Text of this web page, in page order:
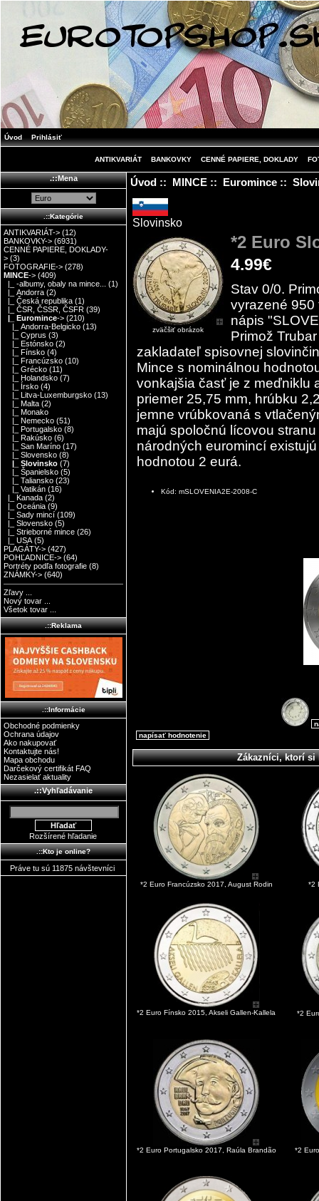
Úvod Prihlásiť
ANTIKVARIÁT BANKOVKY CENNÉ PAPIERE, DOKLADY
.::Mena
.::Kategórie
ANTIKVARIÁT-> (12)
BANKOVKY-> (6931)
CENNÉ PAPIERE, DOKLADY-
> (3)
FOTOGRAFIE-> (278)
MINCE-> (409)
|_ -albumy, obaly na mince...
(1)
|_ Andorra (2)
|_ Česká republika (1)
|_ ČSR, ČSSR, ČSFR (39)
|_ Euromince-> (210)
|_ Andorra-Belgicko (13)
|_ Cyprus (3)
|_ Estónsko (2)
|_ Fínsko (4)
|_ Francúzsko (10)
|_ Grécko (11)
|_ Holandsko (7)
|_ Írsko (4)
|_ Litva-Luxemburgsko (13)
|_ Malta (2)
|_ Monako
|_ Nemecko (51)
|_ Portugalsko (8)
|_ Rakúsko (6)
|_ San Maríno (17)
|_ Slovensko (8)
|_ Slovinsko (7)
|_ Španielsko (5)
|_ Taliansko (23)
|_ Vatikán (16)
|_ Kanada (2)
|_ Oceánia (9)
|_ Sady mincí (109)
|_ Slovensko (5)
|_ Strieborné mince (26)
|_ USA (5)
PLAGÁTY-> (427)
POHĽADNICE-> (64)
Portréty podľa fotografie (8)
ZNÁMKY-> (640)
Zľavy ...
Nový tovar ...
Všetok tovar ...
.::Reklama
.::Informácie
Obchodné podmienky
Ochrana údajov
Ako nakupovať
Kontaktujte nás!
Mapa obchodu
Darčekový certifikát FAQ
Nezasielať aktuality
.::Vyhľadávanie
Rozšírené hľadanie
.::Kto je online?
Práve tu sú 11875 návštevníci
Úvod:: MINCE:: Euromince::
Slovinsko
zväčšiť obrázok
*2 Euro
4.99€
Stav 0/0.
vyrazené 950
nápis
Primož
zakladateľ spisovnej
Mince s nominálnou
vonkajšia časť je z meďniklu
priemer 25,75 mm, hrúbku
jemne vrúbkovaná s
majú spoločnú lícovou
národných euromincí
hodnotou 2 eurá.
Kód: mSLOVENIA2E-2008-C
napísať hodnotenie
Zákazníci, ktorí si
*2 Euro Francúzsko 2017, August Rodin *2
*2 Euro Fínsko 2015, Akseli Gallen-Kallela *2
*2 Euro Portugalsko 2017, Raúla Brandão *2